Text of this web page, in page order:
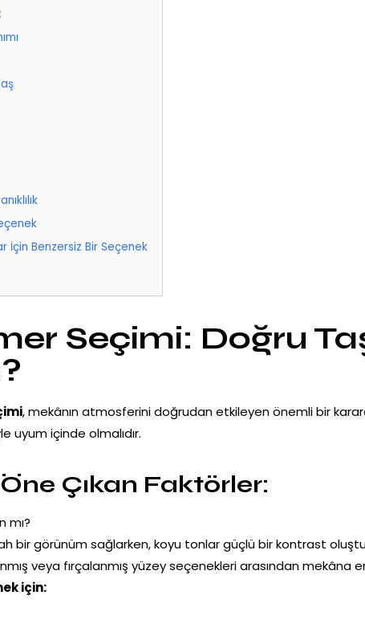
İçin Benzersiz Bir Seçenek
Seçimi: Doğru
, mekânın atmosferini doğrudan etkileyen önemli bir
uyum içinde olmalıdır.
Çıkan Faktörler:
mı?
bir görünüm sağlarken, koyu tonlar güçlü bir kontrast
veya fırçalanmış yüzey seçenekleri arasından mekâna
için: